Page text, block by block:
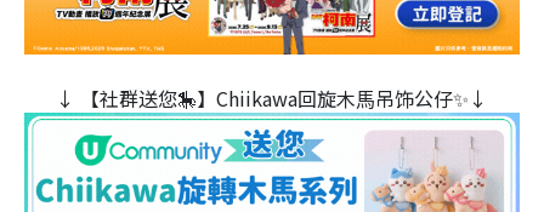
↓ 【社群送您🎠】Chiikawa回旋木⾺吊饰公仔✨↓